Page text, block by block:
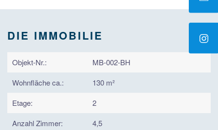
DIE IMMOBILIE
Objekt-Nr.:
MB-002-BH
Wohnfläche ca.:
130 m²
Etage:
2
Anzahl Zimmer:
4,5